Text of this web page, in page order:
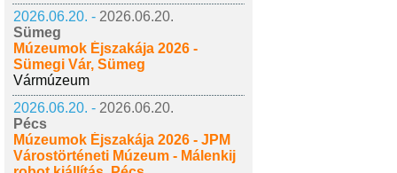
2026.06.20. - 2026.06.20.
Sümeg
Múzeumok Éjszakája 2026 -
Sümegi Vár, Sümeg
Vármúzeum
2026.06.20. - 2026.06.20.
Pécs
Múzeumok Éjszakája 2026 - JPM
Várostörténeti Múzeum - Málenkij